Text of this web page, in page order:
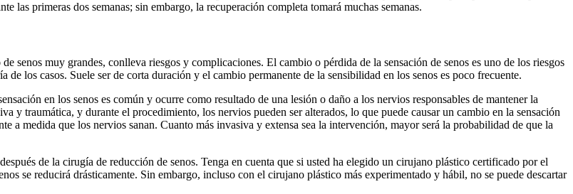
las primeras dos semanas; sin embargo, la recuperación completa tomará muchas semanas.
senos muy grandes, conlleva riesgos y complicaciones. El cambio o pérdida de la sensación de senos es uno de los riesgos
los casos. Suele ser de corta duración y el cambio permanente de la sensibilidad en los senos es poco frecuente.
en los senos es común y ocurre como resultado de una lesión o daño a los nervios responsables de mantener la
y traumática, y durante el procedimiento, los nervios pueden ser alterados, lo que puede causar un cambio en la sensación
a medida que los nervios sanan. Cuanto más invasiva y extensa sea la intervención, mayor será la probabilidad de que la
de la cirugía de reducción de senos. Tenga en cuenta que si usted ha elegido un cirujano plástico certificado por el
se reducirá drásticamente. Sin embargo, incluso con el cirujano plástico más experimentado y hábil, no se puede descartar